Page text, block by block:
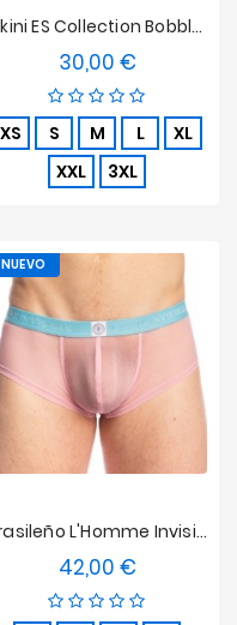
Bikini ES Collection Bobbles Edición Limitada - Negro
30,00 €Precio
XS S M L
XL
XXL
3XL
Brasileño L'Homme Invisible - Kyoto
42,00 €Precio
NUEVO